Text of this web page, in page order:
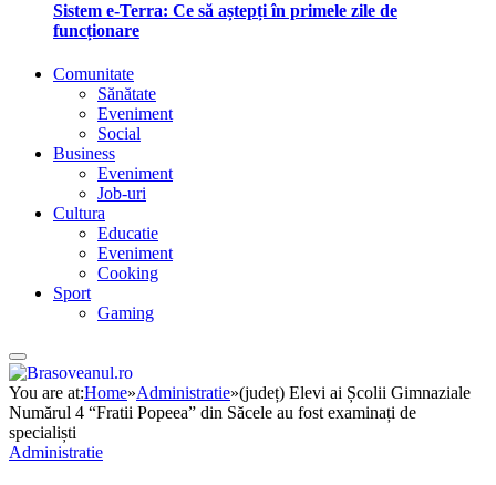
Sistem e-Terra: Ce să aștepți în primele zile de
funcționare
Comunitate
Sănătate
Eveniment
Social
Business
Eveniment
Job-uri
Cultura
Educatie
Eveniment
Cooking
Sport
Gaming
You are at:Home»Administratie»(județ) Elevi ai Școlii Gimnaziale
Numărul 4 “Fratii Popeea” din Săcele au fost examinați de
specialiști
Administratie